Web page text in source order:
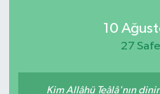
10
27
Kim Allâhü Teâlâ'nın
Haber Arşivi